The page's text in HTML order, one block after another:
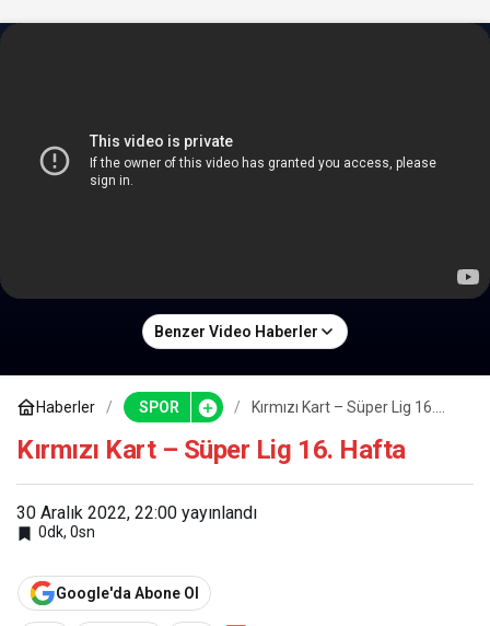
Benzer Video Haberler
Haberler SPOR
Kırmızı Kart – Süper Lig 16.
Kırmızı Kart – Süper Lig 16. Hafta
30 Aralık 2022, 22:00 yayınlandı
0dk, 0sn
Google'da Abone Ol